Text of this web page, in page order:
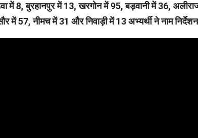
में 8, बुरहानपुर में 13, खरगोन में 95, बड़वानी में 36,
में 57, नीमच में 31 और निवाड़ी में 13 अभ्यर्थी ने नाम